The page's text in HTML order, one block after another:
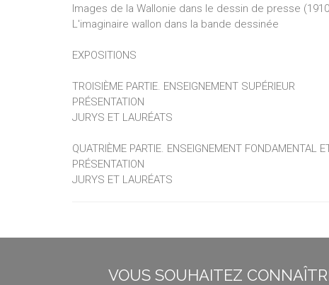
Images de la Wallonie dans le dessin de presse
L'imaginaire wallon dans la bande dessinée
EXPOSITIONS
TROISIÈME PARTIE. ENSEIGNEMENT SUPÉRIEUR
PRÉSENTATION
JURYS ET LAURÉATS
QUATRIÈME PARTIE. ENSEIGNEMENT FONDAMENTAL
PRÉSENTATION
JURYS ET LAURÉATS
VOUS SOUHAITEZ